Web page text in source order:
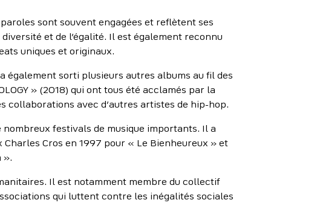
sont souvent engagées et reflètent ses
et de l’égalité. Il est également reconnu
uniques et originaux.
également sorti plusieurs autres albums au fil des
» (2018) qui ont tous été acclamés par la
collaborations avec d’autres artistes de hip-hop.
nombreux festivals de musique importants. Il a
Cros en 1997 pour « Le Bienheureux » et
».
Il est notamment membre du collectif
qui luttent contre les inégalités sociales